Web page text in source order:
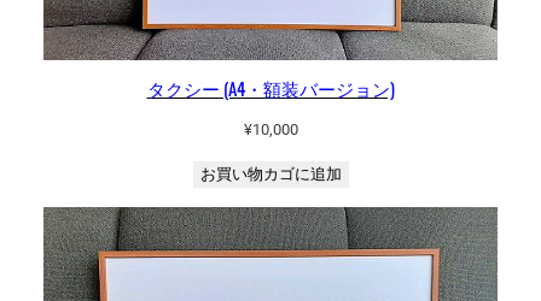
タクシー (A4・額装バージョン)
¥10,000
お買い物カゴに追加